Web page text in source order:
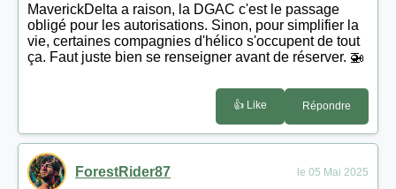
MaverickDelta a raison, la DGAC c'est le passage
obligé pour les autorisations. Sinon, pour simplifier la
vie, certaines compagnies d'hélico s'occupent de tout
ça. Faut juste bien se renseigner avant de réserver. 🚁
👍 Like Répondre
ForestRider87 le 05 Mai 2025